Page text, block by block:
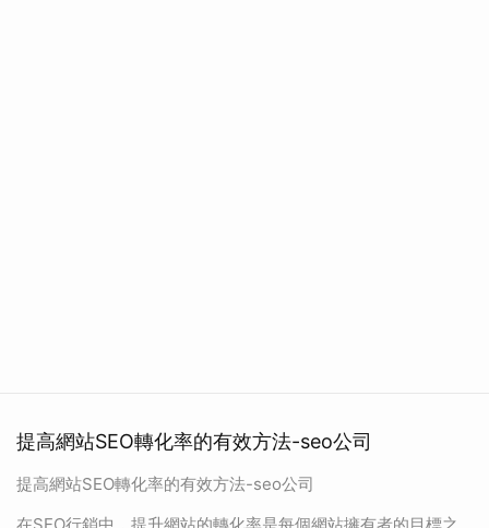
提高網站SEO轉化率的有效方法-seo公司
提高網站SEO轉化率的有效方法-seo公司